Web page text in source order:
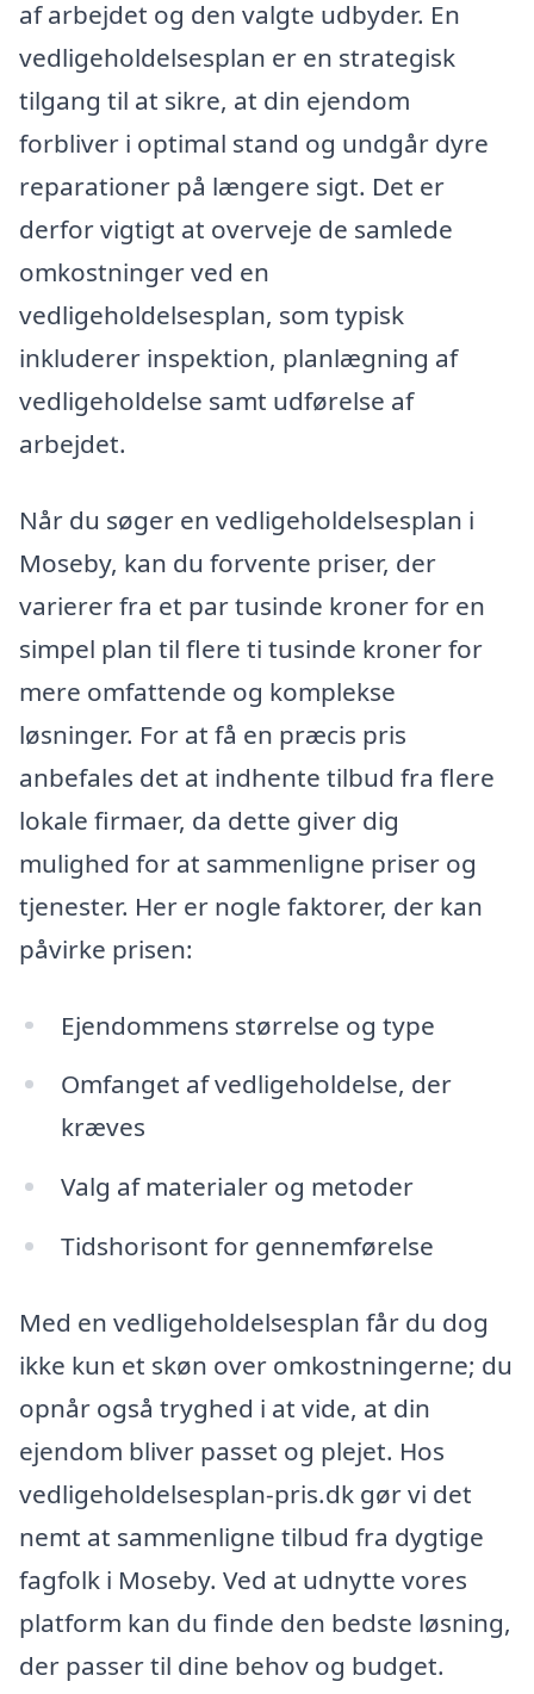
af arbejdet og den valgte udbyder. En
vedligeholdelsesplan er en strategisk
tilgang til at sikre, at din ejendom
forbliver i optimal stand og undgår dyre
reparationer på længere sigt. Det er
derfor vigtigt at overveje de samlede
omkostninger ved en
vedligeholdelsesplan, som typisk
inkluderer inspektion, planlægning af
vedligeholdelse samt udførelse af
arbejdet.
Når du søger en vedligeholdelsesplan i
Moseby, kan du forvente priser, der
varierer fra et par tusinde kroner for en
simpel plan til flere ti tusinde kroner for
mere omfattende og komplekse
løsninger. For at få en præcis pris
anbefales det at indhente tilbud fra flere
lokale firmaer, da dette giver dig
mulighed for at sammenligne priser og
tjenester. Her er nogle faktorer, der kan
påvirke prisen:
Ejendommens størrelse og type
Omfanget af vedligeholdelse, der
kræves
Valg af materialer og metoder
Tidshorisont for gennemførelse
Med en vedligeholdelsesplan får du dog
ikke kun et skøn over omkostningerne; du
opnår også tryghed i at vide, at din
ejendom bliver passet og plejet. Hos
vedligeholdelsesplan-pris.dk gør vi det
nemt at sammenligne tilbud fra dygtige
fagfolk i Moseby. Ved at udnytte vores
platform kan du finde den bedste løsning,
der passer til dine behov og budget.